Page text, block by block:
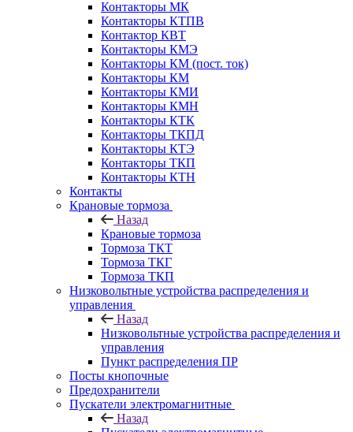
Контакторы МК
Контакторы КТПВ
Контактор КВТ
Контакторы КМЭ
Контакторы КМ (пост. ток)
Контакторы КМ
Контакторы КМИ
Контакторы КМН
Контакторы КТК
Контакторы ТКПД
Контакторы КТЭ
Контакторы ТКП
Контакторы КТН
Контакты
Крановые тормоза
Назад
Крановые тормоза
Тормоза ТКТ
Тормоза ТКГ
Тормоза ТКП
Низковольтные устройства распределения и
управления
Назад
Низковольтные устройства распределения и
управления
Пункт распределения ПР
Посты кнопочные
Предохранители
Пускатели электромагнитные
Назад